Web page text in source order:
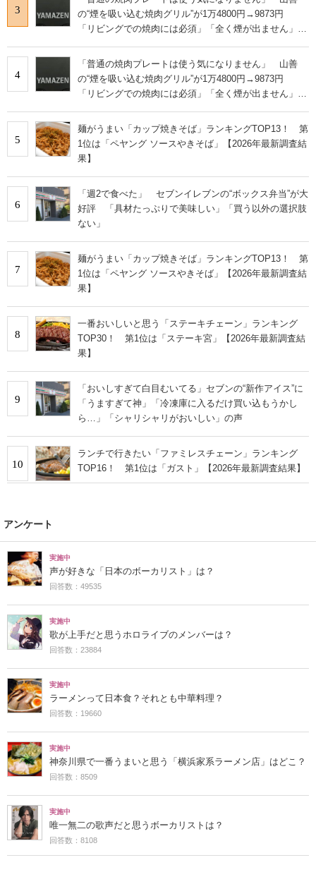
3
の“煙を吸い込む焼肉グリル”が1万4800円→9873円
「リビングでの焼肉には必須」「全く煙が出ません」と
4
「普通の焼肉プレートは使う気になりません」 山善
の“煙を吸い込む焼肉グリル”が1万4800円→9873円
「リビングでの焼肉には必須」「全く煙が出ません」と
5
麺がうまい「カップ焼きそば」ランキングTOP13！ 第
1位は「ペヤング ソースやきそば」【2026年最新調査結
果】
6
「週2で食べた」 セブンイレブンの“ボックス弁当”が大
好評 「具材たっぷりで美味しい」「買う以外の選択肢
ない」
7
麺がうまい「カップ焼きそば」ランキングTOP13！ 第
1位は「ペヤング ソースやきそば」【2026年最新調査結
果】
8
一番おいしいと思う「ステーキチェーン」ランキング
TOP30！ 第1位は「ステーキ宮」【2026年最新調査結
果】
9
「おいしすぎて白目むいてる」セブンの“新作アイス”に
「うますぎて神」「冷凍庫に入るだけ買い込もうかし
ら…」「シャリシャリがおいしい」の声
10
ランチで行きたい「ファミレスチェーン」ランキング
TOP16！ 第1位は「ガスト」【2026年最新調査結果】
アンケート
実施中
声が好きな「日本のボーカリスト」は？
回答数：49535
実施中
歌が上手だと思うホロライブのメンバーは？
回答数：23884
実施中
ラーメンって日本食？それとも中華料理？
回答数：19660
実施中
神奈川県で一番うまいと思う「横浜家系ラーメン店」はどこ？
回答数：8509
実施中
唯一無二の歌声だと思うボーカリストは？
回答数：8108